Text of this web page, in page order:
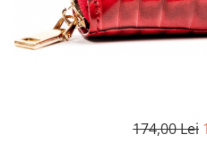
174,00 Lei